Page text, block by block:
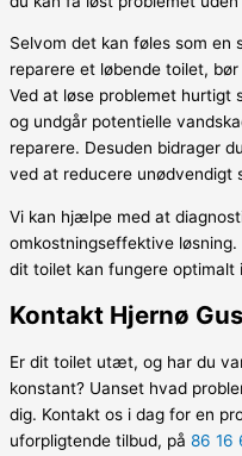
Selvom det kan føles som en
reparere et løbende toilet,
Ved at løse problemet hurtigt
og undgår potentielle
reparere. Desuden bidrager
ved at reducere unødvendigt
Vi kan hjælpe med at
omkostningseffektive
dit toilet kan fungere optimalt
Kontakt Hjernø
Er dit toilet utæt, og har du
konstant? Uanset hvad
dig. Kontakt os i dag for en
uforpligtende tilbud, på 86 16